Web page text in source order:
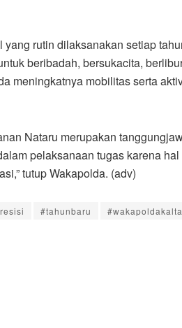
rutin dilaksanakan setiap
beribadah, bersukacita,
meningkatnya mobilitas serta
Nataru merupakan
pelaksanaan tugas karena hal
tutup Wakapolda. (adv)
#tahunbaru